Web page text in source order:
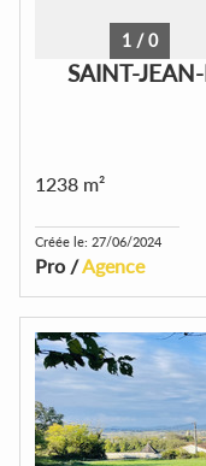
1 /0
SAINT-
1238 m²
Créée le: 27/06/2024
Pro /Agence